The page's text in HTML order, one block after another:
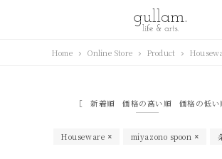
Home Online Store Product
新着順 価格の高い順 価格の低い
Houseware miyazono spoon